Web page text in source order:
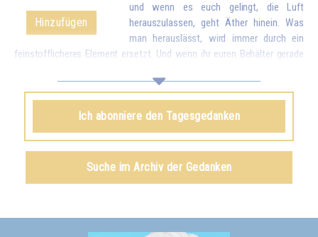
Hinzufügen
und wenn es euch gelingt, die Luft
herauszulassen, geht Äther hinein. Was
man herauslässt, wird immer durch ein
feinstofflicheres Element ersetzt. Und wenn ihr euren Behälter gerade
Geschöpfen gegeben habt, kommt sofort etwas von oben, um euch zu
füllen.*
Omraam Mikhaël Aïvanhov
Siehe das BuchGeistiges und künstlerisches Schaffen,
Ich abonniere den Tagesgedanken
Suche im Archiv der Gedanken